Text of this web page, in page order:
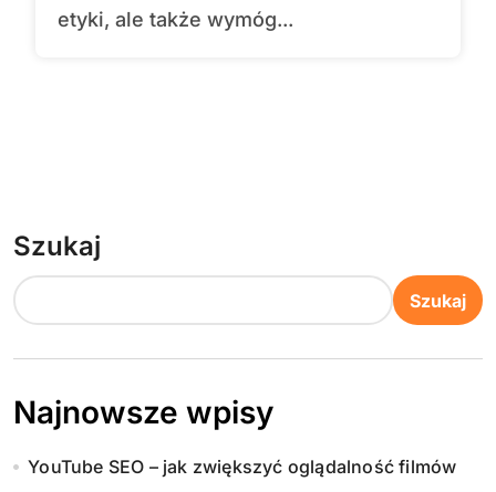
etyki, ale także wymóg...
Szukaj
Szukaj
Najnowsze wpisy
YouTube SEO – jak zwiększyć oglądalność filmów